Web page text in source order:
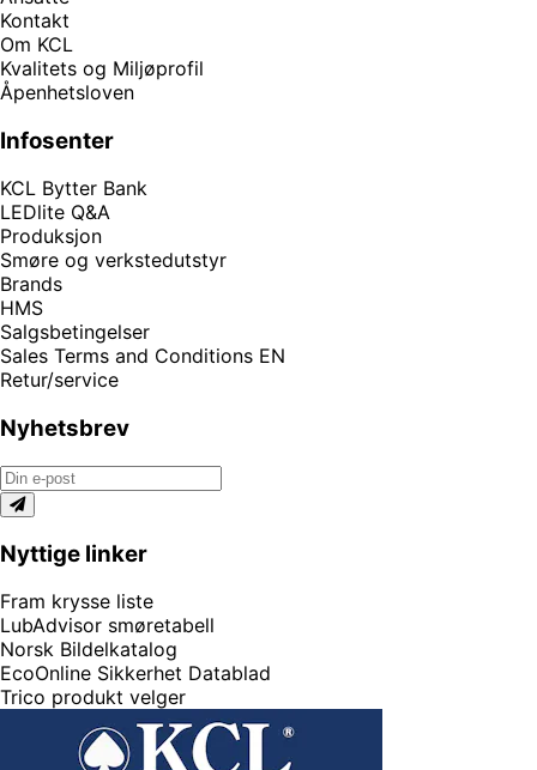
Kontakt
Om KCL
Kvalitets og Miljøprofil
Åpenhetsloven
Infosenter
KCL Bytter Bank
LEDlite Q&A
Produksjon
Smøre og verkstedutstyr
Brands
HMS
Salgsbetingelser
Sales Terms and Conditions EN
Retur/service
Nyhetsbrev
Nyttige linker
Fram krysse liste
LubAdvisor smøretabell
Norsk Bildelkatalog
EcoOnline Sikkerhet Datablad
Trico produkt velger